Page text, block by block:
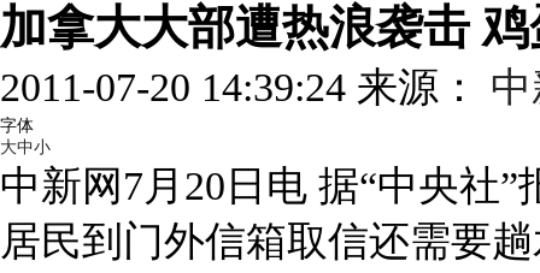
加拿大大部遭热浪袭击
2011-07-20 14:39:24 来源：
字体
大中小
中新网7月20日电 据“中央社
居民到门外信箱取信还需要